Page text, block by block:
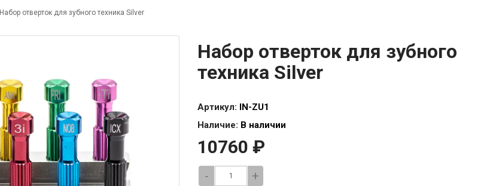
Набор отверток для зубного техника Silver
Набор отверток для зубного
техника Silver
Артикул: IN-ZU1
Наличие: В наличии
10760 ₽
- +